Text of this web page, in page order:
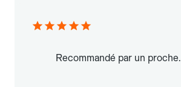
Recommandé par un proche.